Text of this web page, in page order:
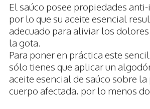
El saúco posee propiedades
por lo que su aceite esencial
adecuado para aliviar los
la gota.
Para poner en práctica este
sólo tienes que aplicar un
aceite esencial de saúco sobre la
cuerpo afectada, por lo menos